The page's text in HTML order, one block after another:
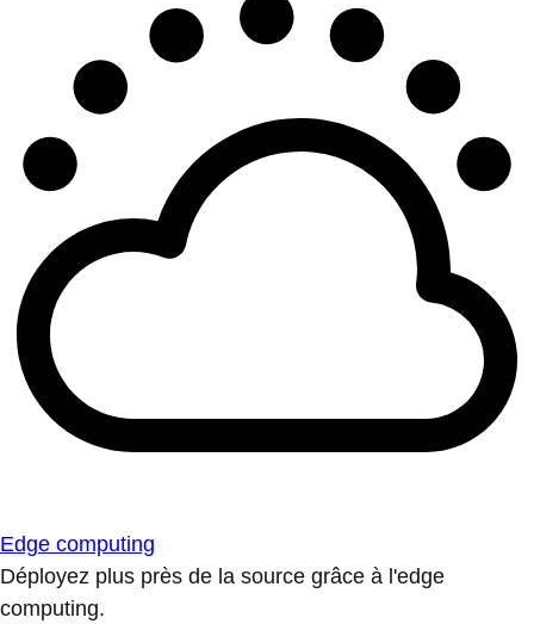
Edge computing
Déployez plus près de la source grâce à l'edge
computing.